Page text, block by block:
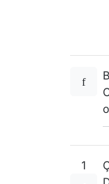
1